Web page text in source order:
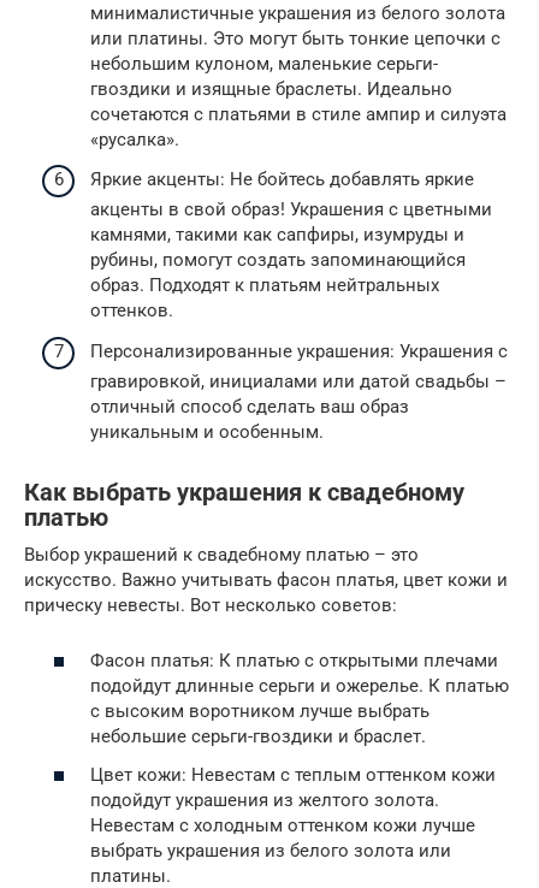
минималистичные украшения из белого золота
или платины. Это могут быть тонкие цепочки с
небольшим кулоном, маленькие серьги-
гвоздики и изящные браслеты. Идеально
сочетаются с платьями в стиле ампир и силуэта
«русалка».
Яркие акценты: Не бойтесь добавлять яркие
акценты в свой образ! Украшения с цветными
камнями, такими как сапфиры, изумруды и
рубины, помогут создать запоминающийся
образ. Подходят к платьям нейтральных
оттенков.
Персонализированные украшения: Украшения с
гравировкой, инициалами или датой свадьбы –
отличный способ сделать ваш образ
уникальным и особенным.
Как выбрать украшения к свадебному
платью
Выбор украшений к свадебному платью – это
искусство. Важно учитывать фасон платья, цвет кожи и
прическу невесты. Вот несколько советов:
Фасон платья: К платью с открытыми плечами
подойдут длинные серьги и ожерелье. К платью
с высоким воротником лучше выбрать
небольшие серьги-гвоздики и браслет.
Цвет кожи: Невестам с теплым оттенком кожи
подойдут украшения из желтого золота.
Невестам с холодным оттенком кожи лучше
выбрать украшения из белого золота или
платины.